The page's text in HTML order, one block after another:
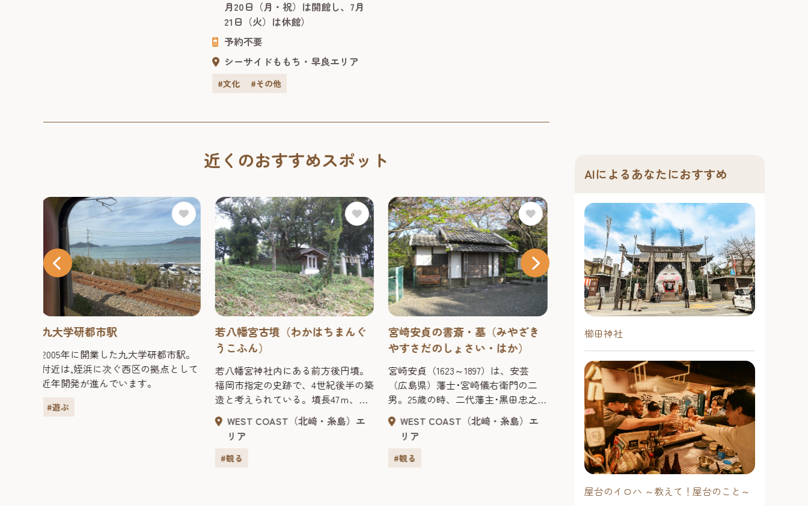
近くのおすすめスポット
若八幡宮古墳（わかはちまんぐ
うこふん）
若八幡宮神社内にある前方後円墳。
福岡市指定の史跡で、4世紀後半の築
円部三段、前方部二段の築成で、墳
宮崎安貞の書斎・墓（みやざき
やすさだのしょさい・はか）
宮崎安貞（1623～1897）は、安芸
（広島県）藩士･宮崎儀右衛門の二
男。25歳の時、二代藩主･黒田忠之に
山林奉行として仕えたが、まもなく
辞職した。諸国を巡歴して農業技術
を学んだ後、筑前国女原村に住み、
農業の実践・研究・指導に専念。宮
WEST COAST（北﨑・糸島）エ
リア
#観る
丸隈山古墳（まるくまやまこふ
ん）
墳長85ｍ、高さ8ｍの前方後円墳。高
祖山から北にのびる丘陵端にある。
墳丘斜面には葺石があり、墳頂部と
段テラスの三段に円筒埴輪がめぐっ
ていて、石室内からは鏡や匂玉、鉄
刀などの副葬品が出土した。5世紀前
半の築造で、今宿平野のみならず糸
WEST COAST（北﨑・糸島）エ
リア
#観る
大塚古墳
高祖山山麓の丘陵上にある前方後円
墳。古墳の全長は64ｍ、高さ6.5m、
６世紀前半に造られたと考えられて
いる。保存されている墳丘、同濠、
外堤の規模は北部九州屈指。昭和52
年に保存整備のため調査されたが、
埋葬施設は未調査のため不明。
WEST COAST（北﨑・糸島）エ
リア
#観る
西エリア
AIによるあなたにおすすめ
櫛田神社
屋台のイロハ ～教えて！屋台のこと～